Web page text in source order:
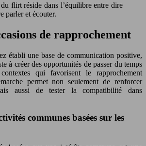
flirt réside dans l’équilibre entre dire
parler et écouter.
de rapprochement
établi une base de communication positive,
à créer des opportunités de passer du temps
qui favorisent le rapprochement
permet non seulement de renforcer
aussi de tester la compatibilité dans
communes basées sur les